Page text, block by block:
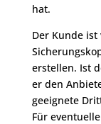
hat.
Der Kunde
erstellen. Ist
er den
geeignete
Für